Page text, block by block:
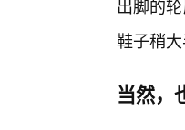
出脚的
鞋子稍
当然，